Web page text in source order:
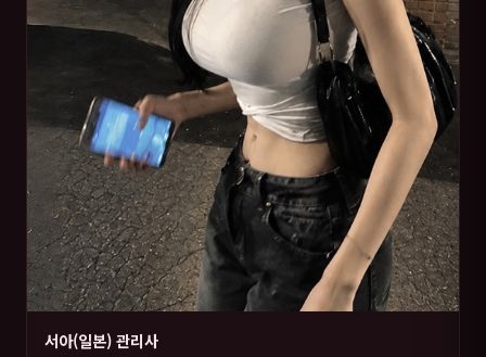
서아(일본) 관리사